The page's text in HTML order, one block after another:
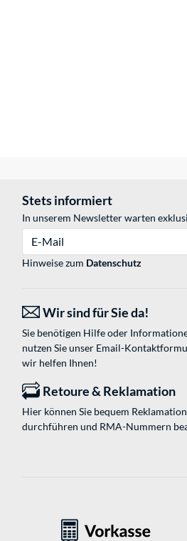
Stets informiert
In unserem Newsletter warten
Hinweise zum Datenschutz
Wir sind für Sie da!
Sie benötigen Hilfe oder
nutzen Sie unser Email-
wir helfen Ihnen!
Retoure & Reklamation
Hier können Sie bequem
durchführen und RMA-Nummern